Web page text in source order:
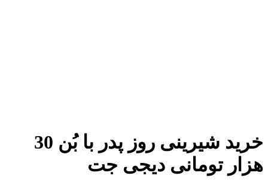
خرید شیرینی روز پدر با بُن 30
هزار تومانی دیجی جت